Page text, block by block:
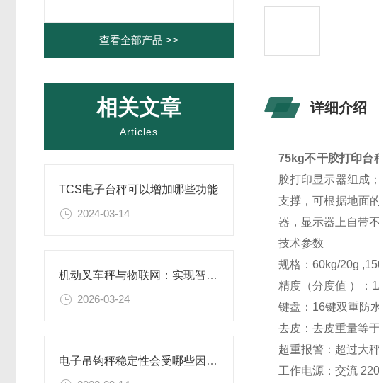
查看全部产品 >>
相关文章
Articles
TCS电子台秤可以增加哪些功能
2024-03-14
机动叉车秤与物联网：实现智能仓储管理的关键
2026-03-24
电子吊钩秤稳定性会受哪些因素影响?
详细介绍
75kg不干胶打印台
胶打印显示器组成
支撑，可根据地面
器，显示器上自带
技术参数
规格：60kg/20g
精度（分度值 ）：
键盘：16键双重防
去皮：去皮重量等
超重报警：超过大
工作电源：交流